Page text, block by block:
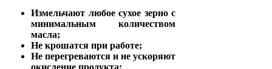
Измельчают любое сухое зерно с
минимальным количеством
масла;
Не крошатся при работе;
Не перегреваются и не ускоряют